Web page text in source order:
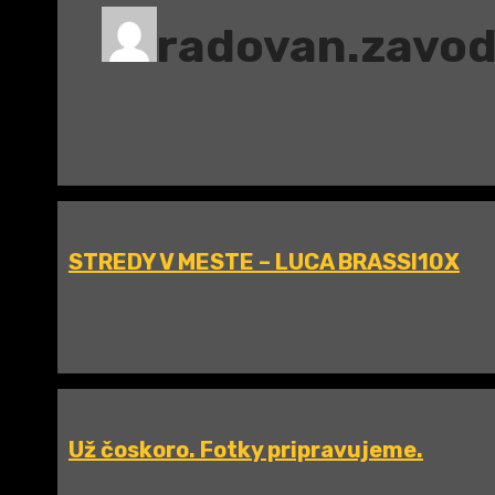
STREDY V MESTE – LUCA BRASSI10X
Už čoskoro. Fotky pripravujeme.